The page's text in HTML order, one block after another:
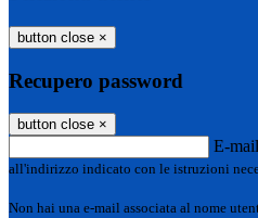
button close ×
Recupero password
button close ×
E-mail
all'indirizzo indicato con le istruzioni
Non hai una e-mail associata al nome